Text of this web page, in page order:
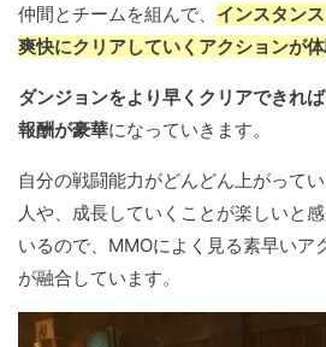
仲間とチームを組んで、 インスタン
爽快にクリアしていくアクションが
ダンジョンをより早くクリアできれ
報酬が豪華になっていきます。
自分の戦闘能力がどんどん上がって
人や、成長していくことが楽しいと
いるので、MMOによく見る素早いア
が融合しています。